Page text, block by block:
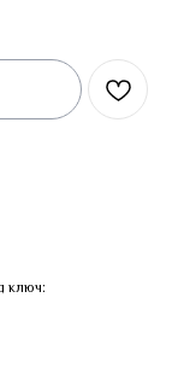
ключ: